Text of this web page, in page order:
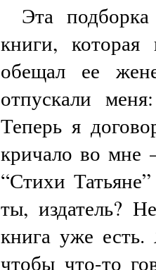
Эта
книги, которая
обещал ее
отпускали
Теперь я
кричало во
“Стихи
ты, издатель?
книга уже
чтобы что-то